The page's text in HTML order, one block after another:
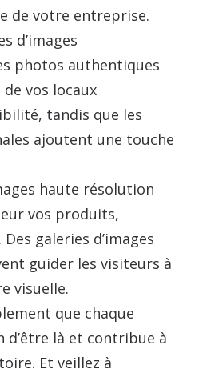
de votre entreprise.
d’images
photos authentiques
vos locaux
tandis que les
ajoutent une touche
haute résolution
vos produits,
galeries d’images
guider les visiteurs à
visuelle.
que chaque
d’être là et contribue à
Et veillez à